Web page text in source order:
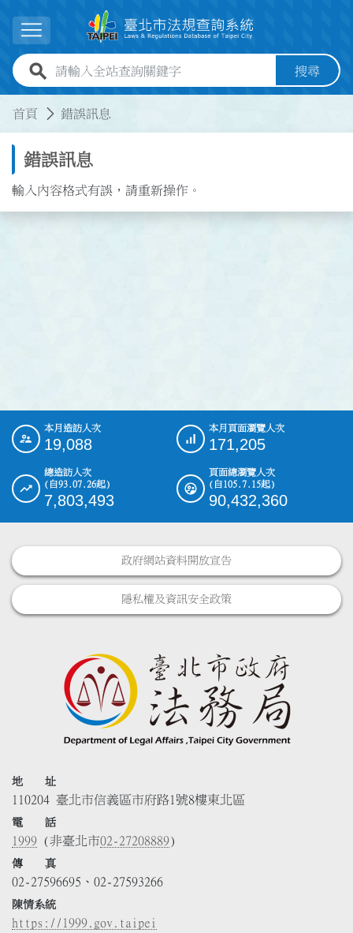
展開選單
全站查詢關鍵字欄位 搜尋
首頁 錯誤訊息
錯誤訊息
輸入內容格式有誤，請重新操作。
::: 本月造訪人次
19,088
本月頁面瀏覽人次
171,205
總造訪人次
(自93.07.26起)
7,803,493
頁面總瀏覽人次
(自105.7.15起)
90,432,360
政府網站資料開放宣告
隱私權及資訊安全政策
地 址
110204 臺北市信義區市府路1號8樓東北區
電 話
1999 (非臺北市02-27208889)
傳 真
02-27596695、02-27593266
陳情系統
https://1999.gov.taipei